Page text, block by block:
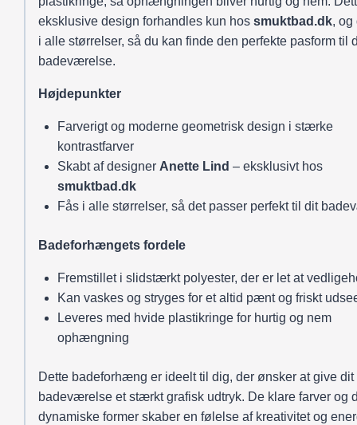
eksklusive design forhandles kun hos smuktbad.dk, og
i alle størrelser, så du kan finde den perfekte pasform til
badeværelse.
Højdepunkter
Farverigt og moderne geometrisk design i stærke
kontrastfarver
Skabt af designer Anette Lind – eksklusivt hos
smuktbad.dk
Fås i alle størrelser, så det passer perfekt til dit
Badeforhængets fordele
Fremstillet i slidstærkt polyester, der er let at
Kan vaskes og stryges for et altid pænt og friskt
Leveres med hvide plastikringe for hurtig og nem
ophængning
Dette badeforhæng er ideelt til dig, der ønsker at give dit
badeværelse et stærkt grafisk udtryk. De klare farver og
dynamiske former skaber en følelse af kreativitet og